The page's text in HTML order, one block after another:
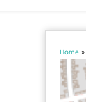
Home »